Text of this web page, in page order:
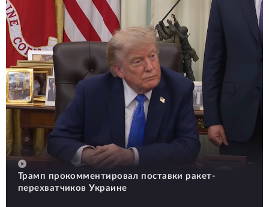
Трамп прокомментировал поставки ракет-
перехватчиков Украине